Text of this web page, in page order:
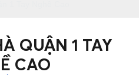
QUẬN 1 TAY
CAO